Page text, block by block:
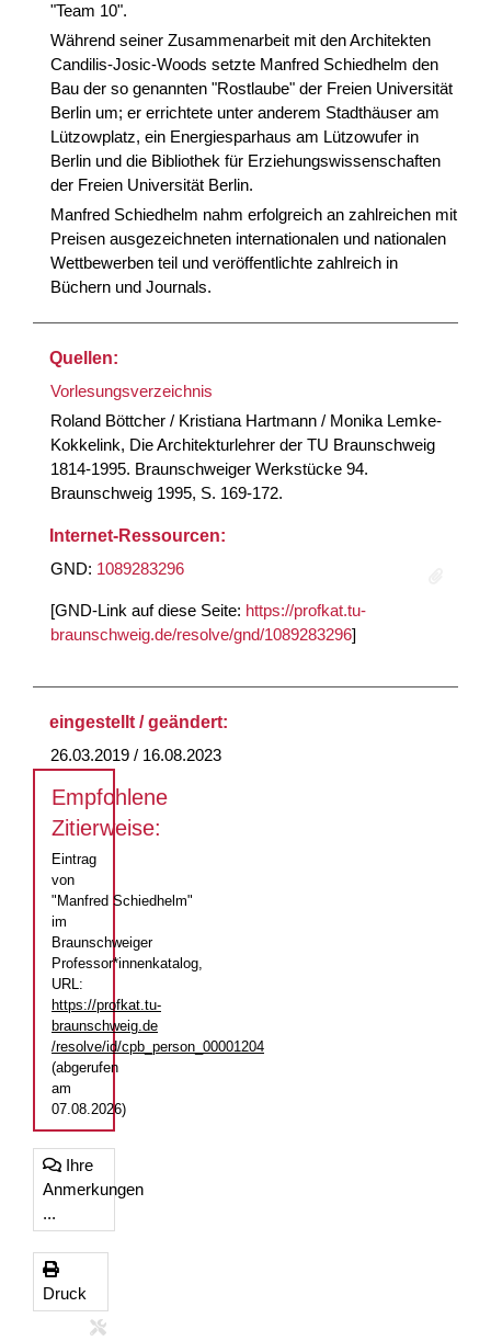
"Team 10".
Während seiner Zusammenarbeit mit den Architekten
Candilis-Josic-Woods setzte Manfred Schiedhelm den
Bau der so genannten "Rostlaube" der Freien Universität
Berlin um; er errichtete unter anderem Stadthäuser am
Lützowplatz, ein Energiesparhaus am Lützowufer in
Berlin und die Bibliothek für Erziehungswissenschaften
der Freien Universität Berlin.
Manfred Schiedhelm nahm erfolgreich an zahlreichen mit
Preisen ausgezeichneten internationalen und nationalen
Wettbewerben teil und veröffentlichte zahlreich in
Büchern und Journals.
Quellen:
Vorlesungsverzeichnis
Roland Böttcher / Kristiana Hartmann / Monika Lemke-
Kokkelink, Die Architekturlehrer der TU Braunschweig
1814-1995. Braunschweiger Werkstücke 94.
Braunschweig 1995, S. 169-172.
Internet-Ressourcen:
GND: 1089283296
[GND-Link auf diese Seite: https://profkat.tu-
braunschweig.de/resolve/gnd/1089283296]
eingestellt / geändert:
26.03.2019 / 16.08.2023
Empfohlene
Zitierweise:
Eintrag
von
"Manfred Schiedhelm"
im
Braunschweiger
Professor*innenkatalog,
URL:
https://profkat.tu-
braunschweig.de
/resolve/id/cpb_person_00001204
(abgerufen
am
07.08.2026)
Ihre
Anmerkungen
...
Druck